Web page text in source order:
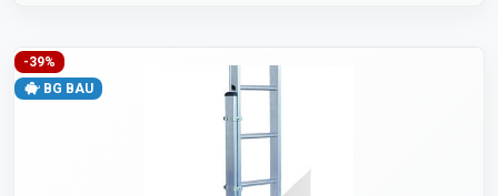
-39%
BG BAU